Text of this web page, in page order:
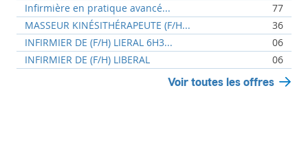
Infirmière en pratique avancé...
77
MASSEUR KINÉSITHÉRAPEUTE (F/H...
36
INFIRMIER DE (F/H) LIERAL 6H3...
06
INFIRMIER DE (F/H) LIBERAL
06
Voir toutes les offres